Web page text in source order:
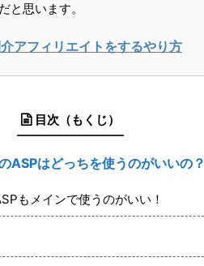
と思います。
アフィリエイトをするやり方
目次（もくじ）
はどっちを使うのがいいの？
もメインで使うのがいい！